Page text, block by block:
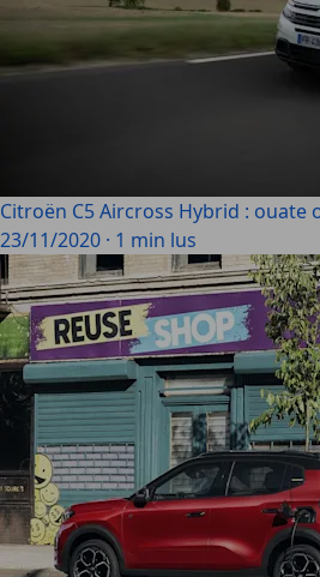
Citroën C5 Aircross Hybrid : ouate
23/11/2020 · 1 min lus